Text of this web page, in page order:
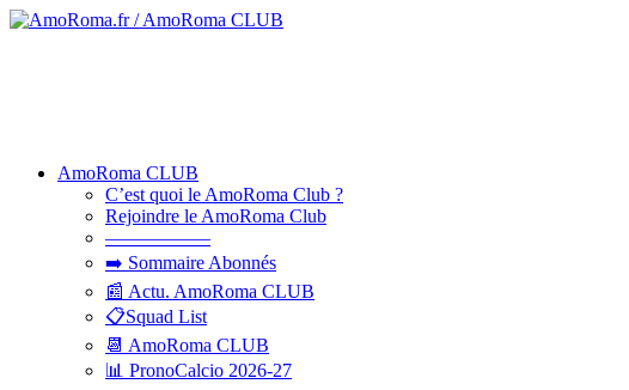
AmoRoma CLUB
C’est quoi le AmoRoma Club ?
Rejoindre le AmoRoma Club
—————–
➡️ Sommaire Abonnés
📰 Actu. AmoRoma CLUB
📋Squad List
📆 AmoRoma CLUB
📊 PronoCalcio 2026-27